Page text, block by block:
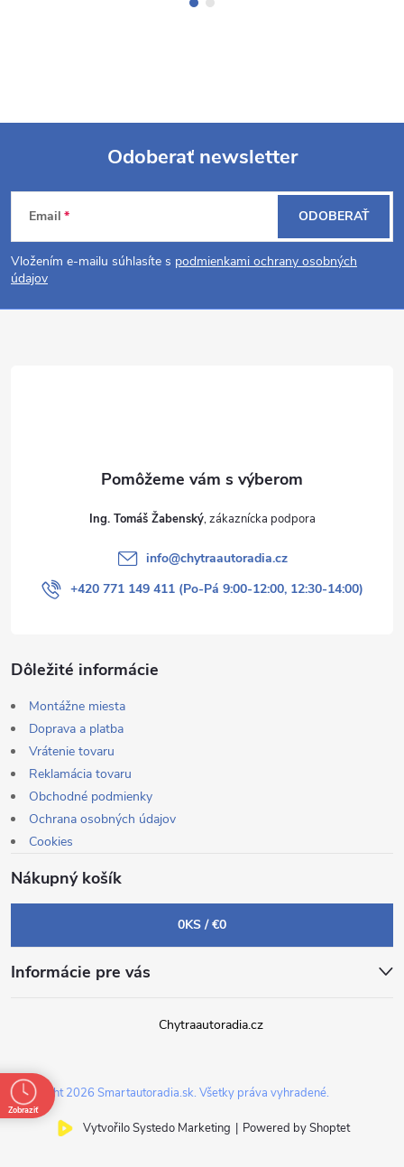
Z
á
p
Odoberať newsletter
Email
Vložením e-mailu súhlasíte s podmienkami ochrany osobných
údajov
ODOBERAŤ
Ing. Tomáš Žabenský
info@chytraautoradia.cz
+420 771 149 411 (Po-Pá 9:00-12:00, 12:30-14:00)
Dôležité informácie
Montážne miesta
Doprava a platba
Vrátenie tovaru
Reklamácia tovaru
Obchodné podmienky
Ochrana osobných údajov
Cookies
Nákupný košík
0KS /€0
Informácie pre vás
Chytraautoradia.cz
Vytvořilo Systedo Marketing | Powered by Shoptet
Copyright 2026 Smartautoradia.sk. Všetky práva vyhradené.
Zobraziť